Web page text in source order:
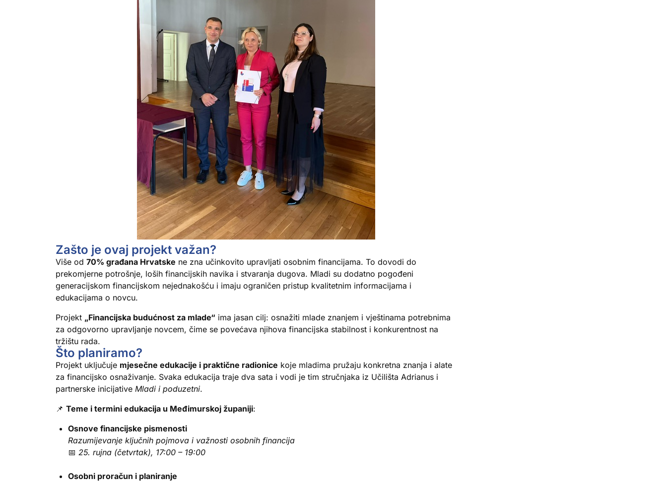
Zašto je ovaj projekt važan?
Više od 70% građana Hrvatske ne zna učinkovito upravljati osobnim financijama. To dovodi do
prekomjerne potrošnje, loših financijskih navika i stvaranja dugova. Mladi su dodatno pogođeni
generacijskom financijskom nejednakošću i imaju ograničen pristup kvalitetnim informacijama i
edukacijama o novcu.
Projekt „Financijska budućnost za mlade“ ima jasan cilj: osnažiti mlade znanjem i vještinama potrebnima
za odgovorno upravljanje novcem, čime se povećava njihova financijska stabilnost i konkurentnost na
tržištu rada.
Što planiramo?
Projekt uključuje mjesečne edukacije i praktične radionice koje mladima pružaju konkretna znanja i alate
za financijsko osnaživanje. Svaka edukacija traje dva sata i vodi je tim stručnjaka iz Učilišta Adrianus i
partnerske inicijative Mladi i poduzetni.
📌 Teme i termini edukacija u Međimurskoj županiji:
Osnove financijske pismenosti
Razumijevanje ključnih pojmova i važnosti osobnih financija
📅 25. rujna (četvrtak), 17:00 – 19:00
Osobni proračun i planiranje